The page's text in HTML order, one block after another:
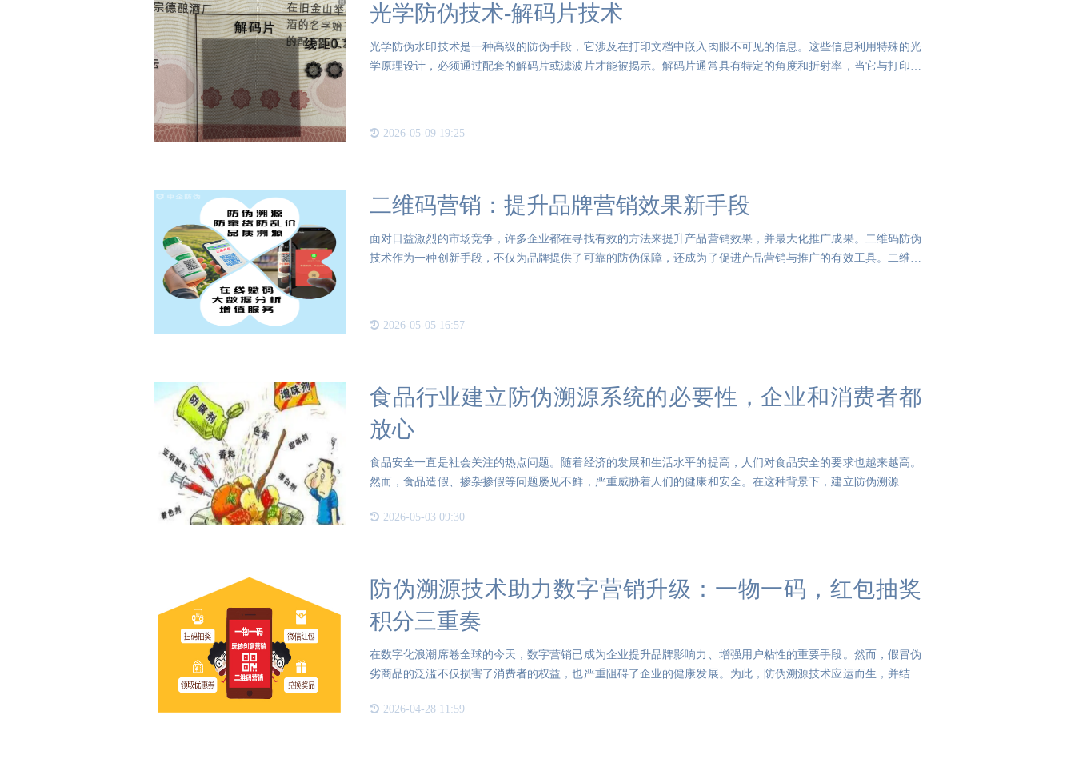
光学防伪技术-解码片技术
光学防伪水印技术是一种高级的防伪手段，它涉及在打印文档中嵌入肉眼不可见的信息。这些信息利用特殊的光
学原理设计，必须通过配套的解码片或滤波片才能被揭示。解码片通常具有特定的角度和折射率，当它与打印文
2026-05-09 19:25
二维码营销：提升品牌营销效果新手段
面对日益激烈的市场竞争，许多企业都在寻找有效的方法来提升产品营销效果，并最大化推广成果。二维码防伪
技术作为一种创新手段，不仅为品牌提供了可靠的防伪保障，还成为了促进产品营销与推广的有效工具。二维码
2026-05-05 16:57
食品行业建立防伪溯源系统的必要性，企业和消费者都
放心
食品安全一直是社会关注的热点问题。随着经济的发展和生活水平的提高，人们对食品安全的要求也越来越高。
然而，食品造假、掺杂掺假等问题屡见不鲜，严重威胁着人们的健康和安全。在这种背景下，建立防伪溯源系统
2026-05-03 09:30
防伪溯源技术助力数字营销升级：一物一码，红包抽奖
积分三重奏
在数字化浪潮席卷全球的今天，数字营销已成为企业提升品牌影响力、增强用户粘性的重要手段。然而，假冒伪
劣商品的泛滥不仅损害了消费者的权益，也严重阻碍了企业的健康发展。为此，防伪溯源技术应运而生，并结合
2026-04-28 11:59